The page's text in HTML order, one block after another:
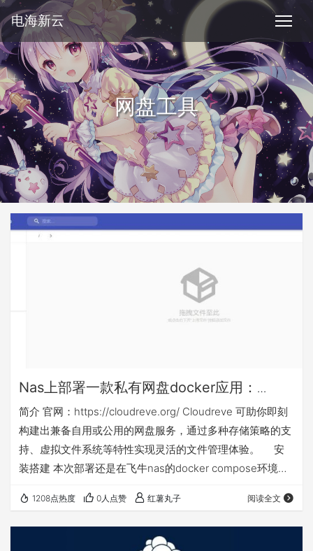
电海新云
网盘工具
Nas上部署一款私有网盘docker应用：
cloudreve
简介 官网：https://cloudreve.org/ Cloudreve 可助你即刻
构建出兼备自用或公用的网盘服务，通过多种存储策略的支
持、虚拟文件系统等特性实现灵活的文件管理体验。 安
装搭建 本次部署还是在飞牛nas的docker compose环境
nas可能还需对应修改nas侧映射目录或手动建立目录 本篇
相关yml等文件下载链接：
https://gitee.com/hswz5525/dockercompose 这里构建前
1208点热度 0人点赞 红薯丸子 阅读全文